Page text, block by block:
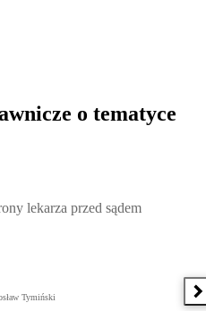
o tematyce
przed sądem lekarskim,
lekarza przed sądem
Tymiński